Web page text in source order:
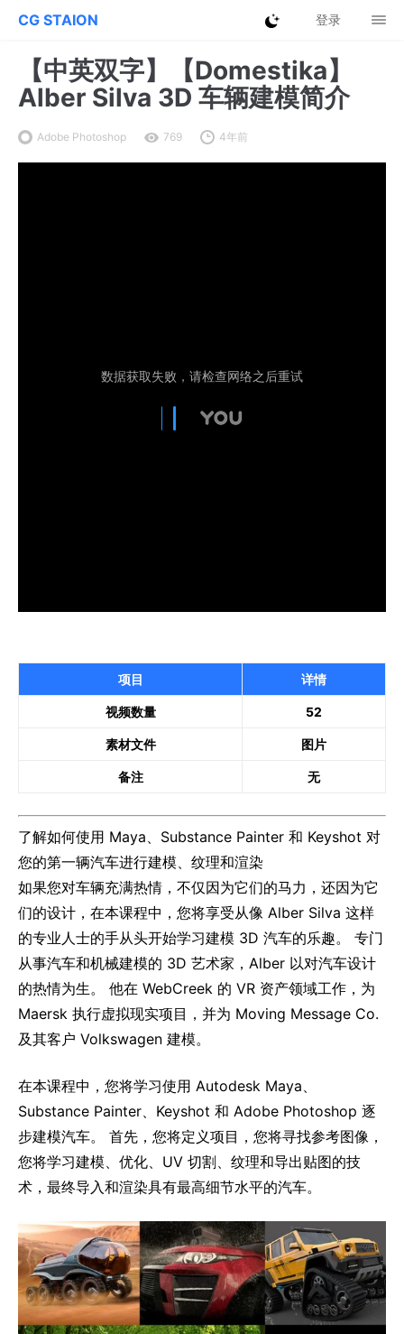
CG STAION 登录
【中英双字】【Domestika】
Alber Silva 3D 车辆建模简介
Adobe Photoshop 769 4年前
项目 详情
视频数量 52
素材文件 图片
备注 无
了解如何使用 Maya、Substance Painter 和 Keyshot 对
您的第一辆汽车进行建模、纹理和渲染
如果您对车辆充满热情，不仅因为它们的马力，还因为它
们的设计，在本课程中，您将享受从像 Alber Silva 这样
的专业人士的手从头开始学习建模 3D 汽车的乐趣。 专门
从事汽车和机械建模的 3D 艺术家，Alber 以对汽车设计
的热情为生。 他在 WebCreek 的 VR 资产领域工作，为
Maersk 执行虚拟现实项目，并为 Moving Message Co.
及其客户 Volkswagen 建模。
在本课程中，您将学习使用 Autodesk Maya、
Substance Painter、Keyshot 和 Adobe Photoshop 逐
步建模汽车。 首先，您将定义项目，您将寻找参考图像，
您将学习建模、优化、UV 切割、纹理和导出贴图的技
术，最终导入和渲染具有最高细节水平的汽车。